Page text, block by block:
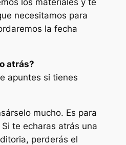
necesitamos para
la fecha
atrás?
apuntes si tienes
mucho. Es para
te echaras atrás una
perderás el